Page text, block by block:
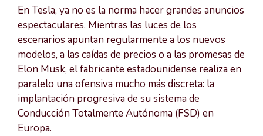
En Tesla, ya no es la norma hacer grandes anuncios
espectaculares. Mientras las luces de los
escenarios apuntan regularmente a los nuevos
modelos, a las caídas de precios o a las promesas de
Elon Musk, el fabricante estadounidense realiza en
paralelo una ofensiva mucho más discreta: la
implantación progresiva de su sistema de
Conducción Totalmente Autónoma (FSD) en
Europa.